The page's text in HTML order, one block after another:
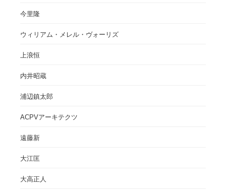
今里隆
ウィリアム・メレル・ヴォーリズ
上浪恒
内井昭蔵
浦辺鎮太郎
ACPVアーキテクツ
遠藤新
大江匡
大高正人